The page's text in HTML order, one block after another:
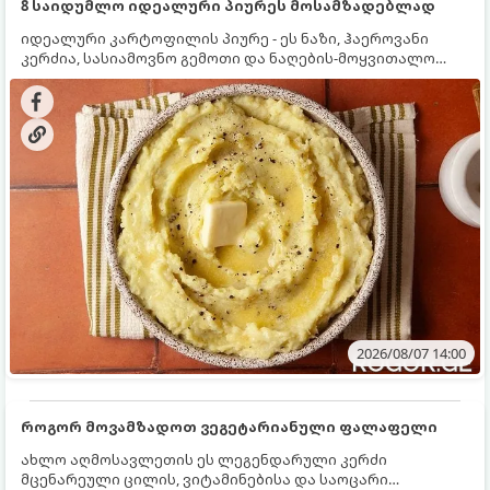
8 საიდუმლო იდეალური პიურეს მოსამზადებლად
იდეალური კარტოფილის პიურე - ეს ნაზი, ჰაეროვანი
კერძია, სასიამოვნო გემოთი და ნაღების-მოყვითალო
ფერით. მისი მომზადება ძალიან მარტივია, მაგრამ
არსებობს რამდენიმე საიდუმლო, რომლებიც უნდა
იცოდეთ, რომ პიურე იდეალურად გემრიელი გამოვიდეს.
2026/08/07 14:00
როგორ მოვამზადოთ ვეგეტარიანული ფალაფელი
ახლო აღმოსავლეთის ეს ლეგენდარული კერძი
მცენარეული ცილის, ვიტამინებისა და საოცარი